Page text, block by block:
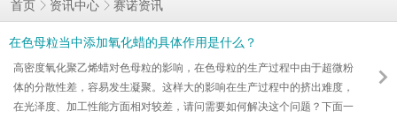
首页 资讯中心 赛诺资讯
在色母粒当中添加氧化蜡的具体作用是什么？
高密度氧化聚乙烯蜡对色母粒的影响，在色母粒的生产过程中由于超微粉
体的分散性差，容易发生凝聚。这样大的影响在生产过程中的挤出难度，
在光泽度、加工性能方面相对较差，请问需要如何解决这个问题？下面一